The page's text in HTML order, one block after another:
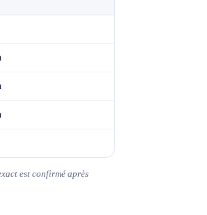
est confirmé après